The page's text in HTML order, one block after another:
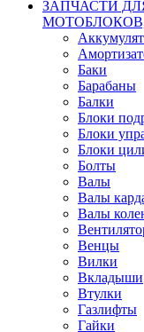
ЗАПЧАСТИ
Баки
Барабаны
Балки
Блоки
Блоки
Блоки
Болты
Валы
Валы
Валы
Венцы
Вилки
Вкладыши
Втулки
Газлифты
Гайки